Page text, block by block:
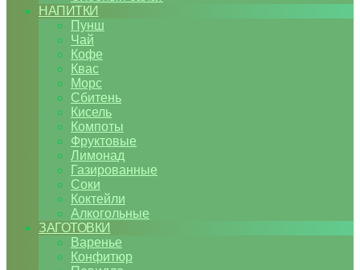
НАПИТКИ
Пунш
Чай
Кофе
Квас
Морс
Сбитень
Кисель
Компоты
Фруктовые
Лимонад
Газированные
Соки
Коктейли
Алкогольные
ЗАГОТОВКИ
Варенье
Конфитюр